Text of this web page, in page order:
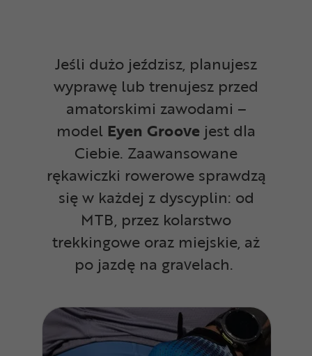
Jeśli dużo jeździsz, planujesz
wyprawę lub trenujesz przed
amatorskimi zawodami –
model Eyen Groove jest dla
Ciebie. Zaawansowane
rękawiczki rowerowe sprawdzą
się w każdej z dyscyplin: od
MTB, przez kolarstwo
trekkingowe oraz miejskie, aż
po jazdę na gravelach.